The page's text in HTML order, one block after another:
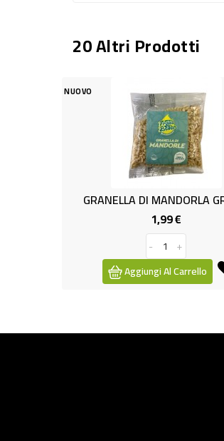
20 Altri Prodotti
GRANELLA DI MANDORLA GR.100
Prezzo
Aggiungi Al Carrello